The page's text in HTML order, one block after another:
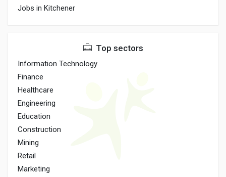
Jobs in Kitchener
Top sectors
Information Technology
Finance
Healthcare
Engineering
Education
Construction
Mining
Retail
Marketing